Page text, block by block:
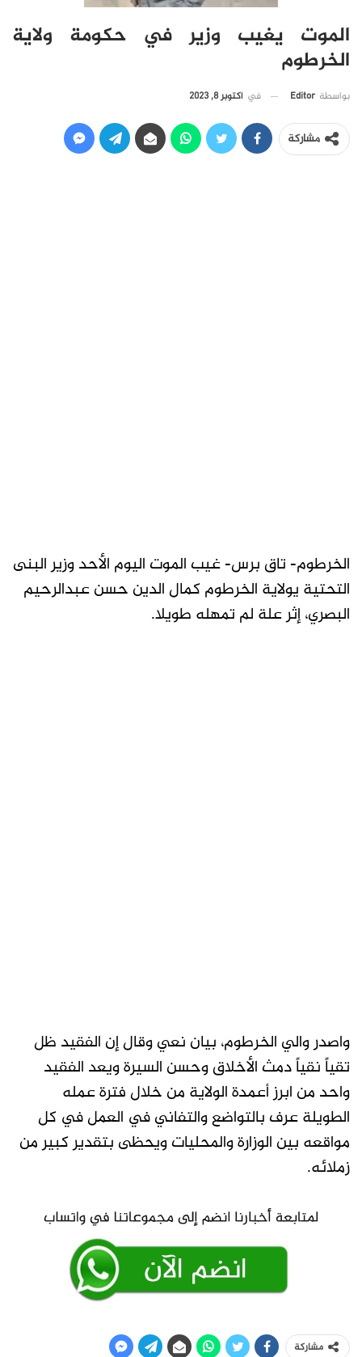
الموت يغيب وزير في حكومة ولاية
الخرطوم
بواسطة Editor في أكتوبر 8, 2023
مشاركة
الخرطوم- تاق برس- غيب الموت اليوم الأحد وزير البنى
التحتية يولاية الخرطوم كمال الدين حسن عبدالرحيم
البصري، إثر علة لم تمهله طويلا.
واصدر والي الخرطوم، بيان نعي وقال إن الفقيد ظل
تقياً نقياً دمث الأخلاق وحسن السيرة ويعد الفقيد
واحد من ابرز أعمدة الولاية من خلال فترة عمله
الطويلة عرف بالتواضع والتفاني في العمل في كل
مواقعه بين الوزارة والمحليات ويحظى بتقدير كبير من
زملائه.
مشاركة